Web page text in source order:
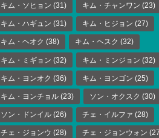
キム・ソヒョン (31) キム・チャンワン (23)
キム・ハギュン (31) キム・ヒジョン (27)
キム・ヘオク (38) キム・ヘスク (32)
キム・ミギョン (32) キム・ミンジョン (32)
キム・ヨンオク (36) キム・ヨンゴン (25)
キム・ヨンチョル (23) ソン・オクスク (30)
ソン・ドンイル (26) チェ・イルファ (28)
チェ・ジョンウ (28) チェ・ジョンウォン